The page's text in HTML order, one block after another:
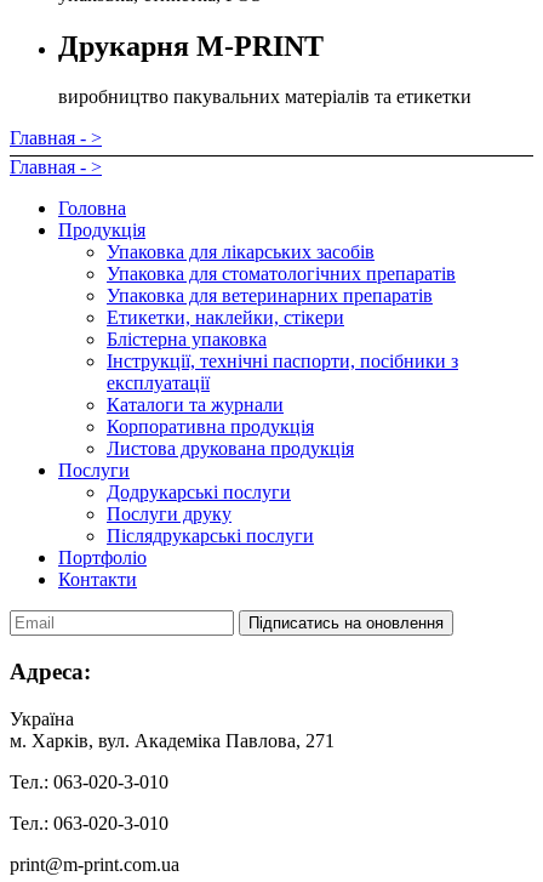
Друкарня M-PRINT
виробництво пакувальних матеріалів та етикетки
Главная - >
Главная - >
Головна
Продукція
Упаковка для лікарських засобів
Упаковка для стоматологічних препаратів
Упаковка для ветеринарних препаратів
Етикетки, наклейки, стікери
Блістерна упаковка
Інструкції, технічні паспорти, посібники з
експлуатації
Каталоги та журнали
Корпоративна продукція
Листова друкована продукція
Послуги
Додрукарські послуги
Послуги друку
Післядрукарські послуги
Портфоліо
Контакти
Адреса:
Українa
м. Харків, вул. Академіка Павлова, 271
Тел.: 063-020-3-010
Тел.: 063-020-3-010
print@m-print.com.ua